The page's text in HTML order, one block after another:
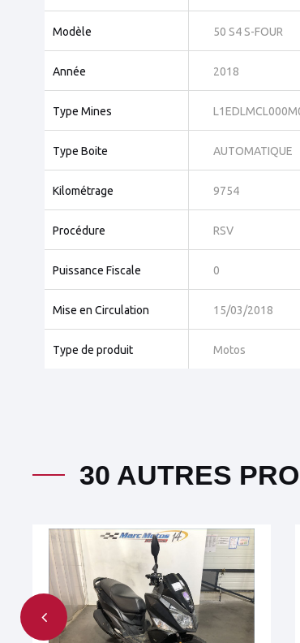
Modèle 50 S4 S-FOUR
Année 2018
Type Mines
Type Boite AUTOMATIQUE
Kilométrage 9754
Procédure RSV
Puissance Fiscale 0
Mise en Circulation 15/03/2018
Type de produit Motos
30 AUTRES